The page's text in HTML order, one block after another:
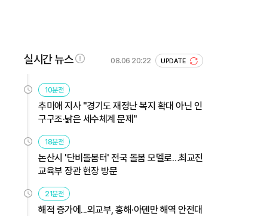
실시간 뉴스 08.06 20:22 UPDATE
10분전
추미애 지사 "경기도 재정난 복지 확대 아닌 인
구구조·낡은 세수체계 문제"
18분전
논산시 '단비돌봄터' 전국 돌봄 모델로…최교진
교육부 장관 현장 방문
21분전
해적 증가에...외교부, 홍해·아덴만 해역 안전대